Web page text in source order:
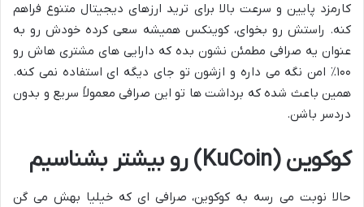
کارمزد پایین و سرعت بالا برای ترید ارزهای دیجیتال متنوع فراهم
کنه. راستش رو بخوای، کوینکس همیشه سعی کرده خودش رو به
عنوان یه صرافی مطمئن نشون بده که دارایی های مشتری هاش رو
۱۰۰٪ امن نگه می داره و ازشون تو جای دیگه ای استفاده نمی کنه.
همین باعث شده که برداشت ها تو این صرافی معمولاً سریع و بدون
دردسر باشن.
کوکوین (KuCoin) رو بیشتر بشناسیم
حالا نوبت می رسه به کوکوین، صرافی ای که خیلیا بهش می گن